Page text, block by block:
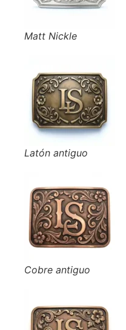
Matt Nickle
Latón antiguo
Cobre antiguo